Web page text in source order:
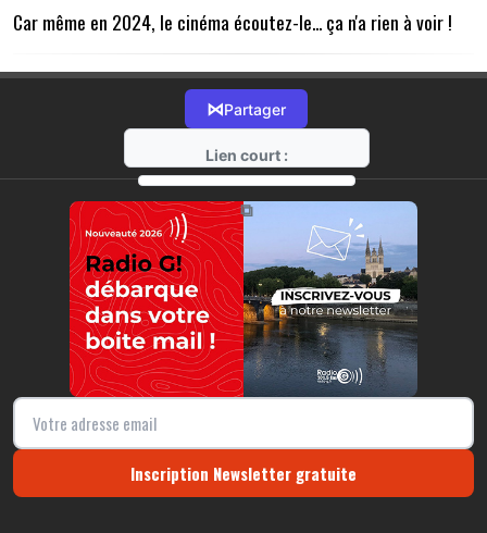
Car même en 2024, le cinéma écoutez-le... ça n'a rien à voir !
⋈Partager
Lien court :
https://radio-g.fr?13637
⧉
Inscription Newsletter gratuite